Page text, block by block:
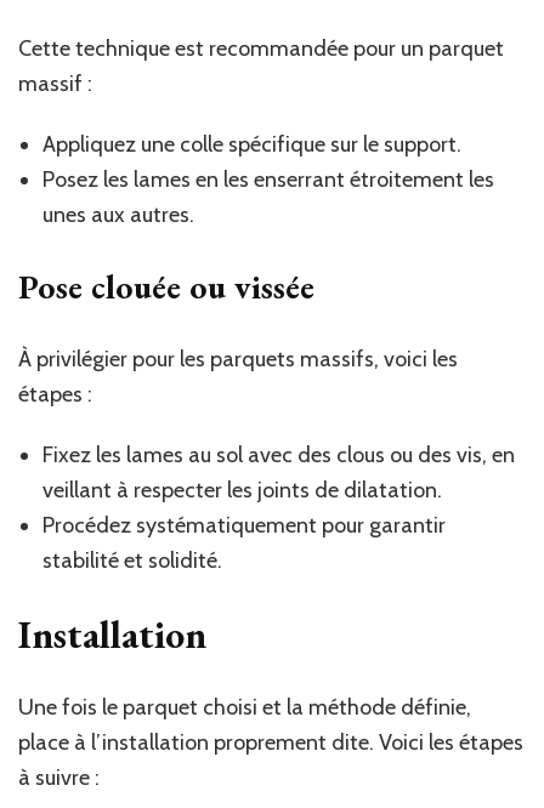
Cette technique est recommandée pour un parquet
massif :
Appliquez une colle spécifique sur le support.
Posez les lames en les enserrant étroitement les
unes aux autres.
Pose clouée ou vissée
À privilégier pour les parquets massifs, voici les
étapes :
Fixez les lames au sol avec des clous ou des vis, en
veillant à respecter les joints de dilatation.
Procédez systématiquement pour garantir
stabilité et solidité.
Installation
Une fois le parquet choisi et la méthode définie,
place à l’installation proprement dite. Voici les étapes
à suivre :